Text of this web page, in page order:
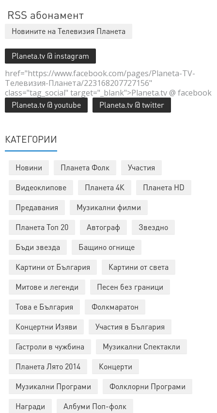
RSS абонамент
Новините на Телевизия Планета
Planeta.tv @ instagram
href="https://www.facebook.com/pages/Planeta-TV-
Телевизия-Планета/223168207727156"
class="tag_social" target="_blank">Planeta.tv @ facebook
Planeta.tv @ youtube Planeta.tv @ twitter
КАТЕГОРИИ
Новини Планета Фолк
Участия
Видеоклипове
Планета 4К
Планета HD
Предавания
Музикални филми
Планета Топ 20
Автограф
Звездно
Бъди звезда
Бащино огнище
Картини от България
Картини от света
Митове и легенди
Песен без граници
Това е България
Фолкмаратон
Концертни Изяви
Участия в България
Гастроли в чужбина
Музикални Спектакли
Планета Лято 2014
Концерти
Музикални Програми
Фолклорни Програми
Награди
Албуми Поп-фолк